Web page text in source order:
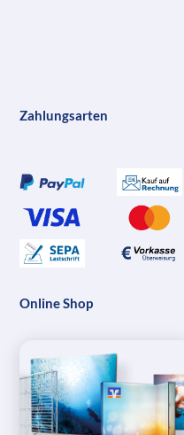
Zahlungsarten
Online Shop